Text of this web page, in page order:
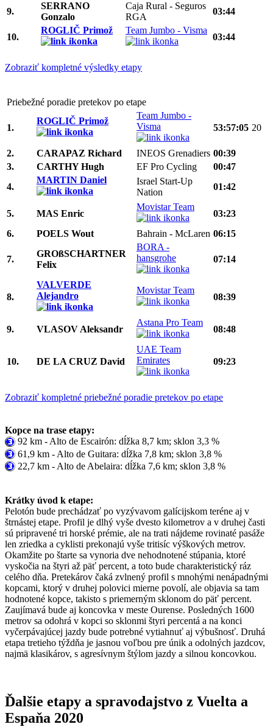
9.
SERRANO
Gonzalo
Caja Rural - Seguros
RGA
03:44
10.
ROGLIČ Primož Team Jumbo - Visma
03:44
Zobraziť kompletné výsledky etapy
Priebežné poradie pretekov po etape
1.
ROGLIČ Primož
Team Jumbo -
Visma
53:57:05 20
2. CARAPAZ Richard INEOS Grenadiers 00:39
3.
CARTHY Hugh EF Pro Cycling
00:47
4.
MARTIN Daniel
Israel Start-Up
Nation
01:42
5. MAS Enric
Movistar Team
03:23
6.
POELS Wout Bahrain - McLaren 06:15
7.
GROßSCHARTNER
Felix
BORA -
hansgrohe
07:14
8.
VALVERDE
Alejandro
Movistar Team
08:39
9. VLASOV Aleksandr
Astana Pro Team
08:48
10. DE LA CRUZ David
UAE Team
Emirates
09:23
Zobraziť kompletné priebežné poradie pretekov po etape
Kopce na trase etapy:
92 km - Alto de Escairón: dĺžka 8,7 km; sklon 3,3 %
61,9 km - Alto de Guitara: dĺžka 7,8 km; sklon 3,8 %
22,7 km - Alto de Abelaira: dĺžka 7,6 km; sklon 3,8 %
Krátky úvod k etape:
Pelotón bude prechádzať po vyzývavom galícijskom teréne aj v
štrnástej etape. Profil je dlhý vyše dvesto kilometrov a v druhej časti
sú pripravené tri horské prémie, ale na trati nájdeme rovinaté pasáže
len zriedka a cyklisti prekonajú vyše tritisíc výškových metrov.
Okamžite po štarte sa vynoria dve nehodnotené stúpania, ktoré
vyskočia na štyri až päť percent, a toto bude charakteristický ráz
celého dňa. Pretekárov čaká zvlnený profil s mnohými nenápadnými
kopcami, ktorý v druhej polovici mierne povolí, ale objavia sa tam
hodnotené kopce, takisto s priemerným sklonom do päť percent.
Zaujímavá bude aj koncovka v meste Ourense. Posledných 1600
metrov sa odohrá v kopci so sklonmi štyri percentá a na konci
vyčerpávajúcej jazdy bude potrebné vytiahnuť aj výbušnosť. Druhá
etapa tretieho týždňa je jasnou voľbou pre únik a odolných jazdcov,
najmä klasikárov, s agresívnym štýlom jazdy a silnou koncovkou.
Ďalšie etapy a spravodajstvo z Vuelta a
Espaňa 2020